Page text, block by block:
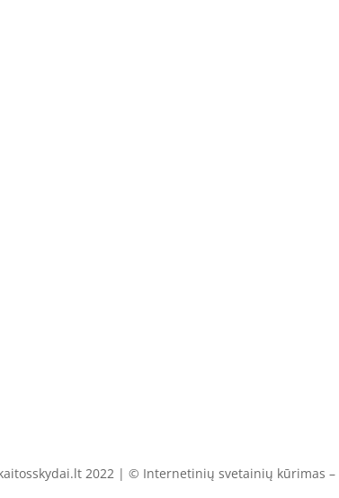
2022 | © Internetinių svetainių kūrimas –